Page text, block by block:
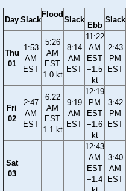
Day Slack
Flood
Slack
Ebb
Slack
Thu
01
1:53
AM
EST
5:26
AM
EST
1.0 kt
8:14
AM
EST
11:22
AM
EST
−1.5
kt
2:43
PM
EST
Fri
02
2:47
AM
EST
6:22
AM
EST
1.1 kt
9:19
AM
EST
12:19
PM
EST
−1.6
kt
3:42
PM
EST
Sat
03
12:43
AM
EST
−1.4
3:40
AM
EST